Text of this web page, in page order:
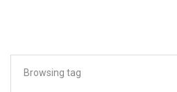
Browsing tag